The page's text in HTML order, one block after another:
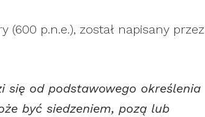
(600 p.n.e.), został napisany przez
się od podstawowego określenia
być siedzeniem, pozą lub